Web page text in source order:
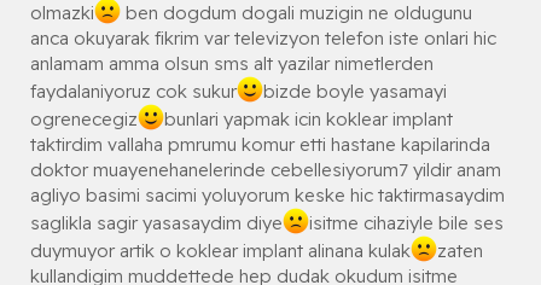
olmazki
ben dogdum dogali muzigin ne oldugunu
anca okuyarak fikrim var televizyon telefon iste onlari hic
anlamam amma olsun sms alt yazilar nimetlerden
faydalaniyoruz cok sukur
bizde boyle yasamayi
ogrenecegiz
bunlari yapmak icin koklear implant
taktirdim vallaha pmrumu komur etti hastane kapilarinda
doktor muayenehanelerinde cebellesiyorum7 yildir anam
agliyo basimi sacimi yoluyorum keske hic taktirmasaydim
saglikla sagir yasasaydim diye
isitme cihaziyle bile ses
duymuyor artik o koklear implant alinana kulak
zaten
kullandigim muddettede hep dudak okudum isitme